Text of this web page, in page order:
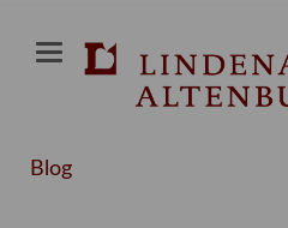
Blog